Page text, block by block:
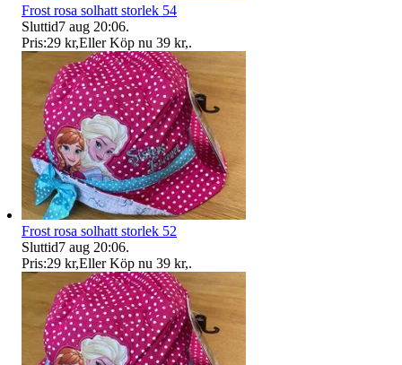
Frost rosa solhatt storlek 54
Sluttid7 aug 20:06.
Pris:29 kr,Eller Köp nu 39 kr,.
Frost rosa solhatt storlek 52
Sluttid7 aug 20:06.
Pris:29 kr,Eller Köp nu 39 kr,.